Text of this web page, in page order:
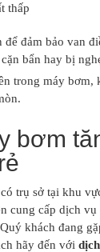
thấp
đảm bảo van
bẩn hay bị
trong máy bơm,
bơm
trụ sở tại khu
cung cấp dịch vụ
khách đang
hãy đến với